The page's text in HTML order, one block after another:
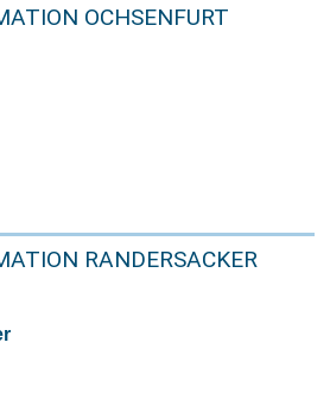
OCHSENFURT
RANDERSACKER